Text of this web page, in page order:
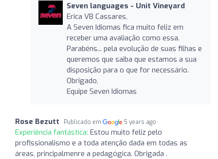
Seven languages ​​- Unit Vineyard
Erica VB Cassares,
A Seven Idiomas fica muito feliz em
receber uma avaliação como essa.
Parabéns... pela evolução de suas filhas e
queremos que saiba que estamos a sua
disposição para o que for necessário.
Obrigado,
Equipe Seven Idiomas
Rose Bezutt Publicado em 5 years ago
Experiência fantástica: Estou muito feliz pelo
profissionalismo e a toda atenção dada em todas as
áreas, principalmenre a pedagógica. Obrigada .